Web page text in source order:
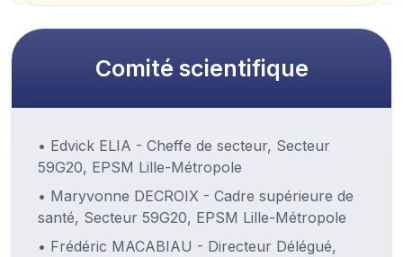
Comité scientifique
• Edvick ELIA - Cheffe de secteur, Secteur
59G20, EPSM Lille-Métropole
• Maryvonne DECROIX - Cadre supérieure de
santé, Secteur 59G20, EPSM Lille-Métropole
• Frédéric MACABIAU - Directeur Délégué,